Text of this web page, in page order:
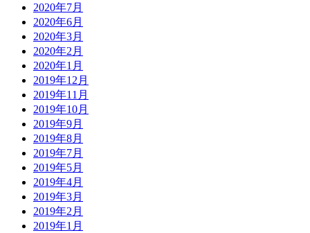
2020年7月
2020年6月
2020年3月
2020年2月
2020年1月
2019年12月
2019年11月
2019年10月
2019年9月
2019年8月
2019年7月
2019年5月
2019年4月
2019年3月
2019年2月
2019年1月